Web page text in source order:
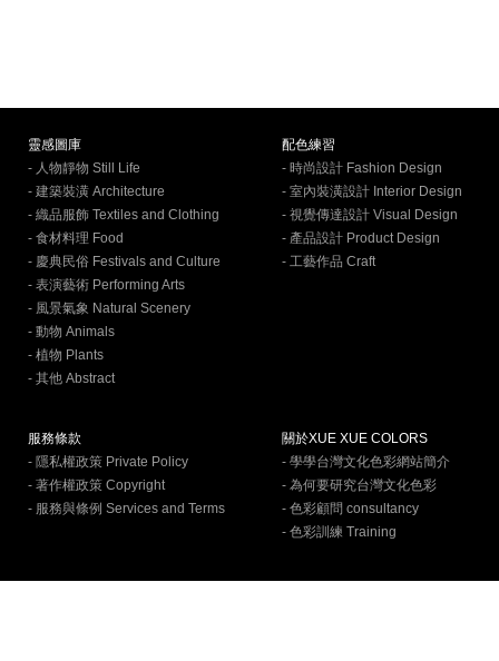
靈感圖庫
- 人物靜物 Still Life
- 建築裝潢 Architecture
- 織品服飾 Textiles and Clothing
- 食材料理 Food
- 慶典民俗 Festivals and Culture
- 表演藝術 Performing Arts
- 風景氣象 Natural Scenery
- 動物 Animals
- 植物 Plants
- 其他 Abstract
配色練習
- 時尚設計 Fashion Design
- 室內裝潢設計 Interior Design
- 視覺傳達設計 Visual Design
- 產品設計 Product Design
- 工藝作品 Craft
服務條款
- 隱私權政策 Private Policy
- 著作權政策 Copyright
- 服務與條例 Services and Terms
關於XUE XUE COLORS
- 學學台灣文化色彩網站簡介
- 為何要研究台灣文化色彩
- 色彩顧問 consultancy
- 色彩訓練 Training